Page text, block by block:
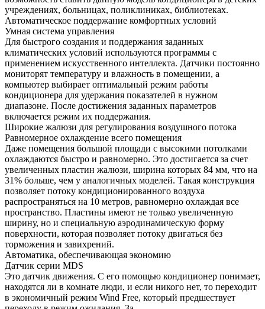
учреждениях, больницах, поликлиниках, библиотеках.
Автоматическое поддержание комфортных условий
Умная система управления
Для быстрого создания и поддержания заданных
климатических условий используются программы с
применением искусственного интеллекта. Датчики постоянно
мониторят температуру и влажность в помещении, а
компьютер выбирает оптимальный режим работы
кондиционера для удержания показателей в нужном
диапазоне. После достижения заданных параметров
включается режим их поддержания.
Широкие жалюзи для регулирования воздушного потока
Равномерное охлаждение всего помещения
Даже помещения большой площади с высокими потолками
охлаждаются быстро и равномерно. Это достигается за счет
увеличенных пластин жалюзи, ширина которых 84 мм, что на
31% больше, чем у аналогичных моделей. Такая конструкция
позволяет потоку кондиционированного воздуха
распространяться на 10 метров, равномерно охлаждая все
пространство. Пластины имеют не только увеличенную
ширину, но и специальную аэродинамическую форму
поверхности, которая позволяет потоку двигаться без
торможения и завихрений.
Автоматика, обеспечивающая экономию
Датчик серии MDS
Это датчик движения. С его помощью кондиционер понимает,
находятся ли в комнате люди, и если никого нет, то переходит
в экономичный режим Wind Free, который предшествует